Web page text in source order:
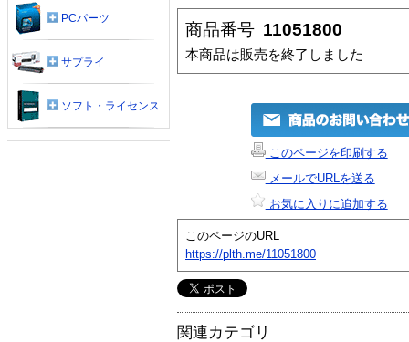
商品番号 11051800
本商品は販売を終了しました
このページを印刷する
メールでURLを送る
お気に入りに追加する
このページのURL
https://plth.me/11051800
関連カテゴリ
PCパーツ
サプライ
ソフト・ライセンス